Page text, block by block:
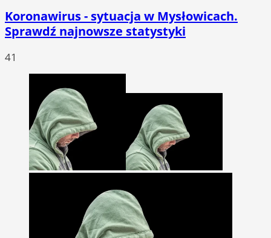
Koronawirus - sytuacja w Mysłowicach.
Sprawdź najnowsze statystyki
41